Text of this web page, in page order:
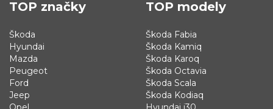
TOP značky
Škoda
Hyundai
Mazda
Peugeot
Ford
Jeep
TOP modely
Škoda Fabia
Škoda Kamiq
Škoda Karoq
Škoda Octavia
Škoda Scala
Škoda Kodiaq